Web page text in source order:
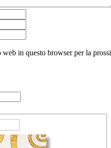
in questo browser per la